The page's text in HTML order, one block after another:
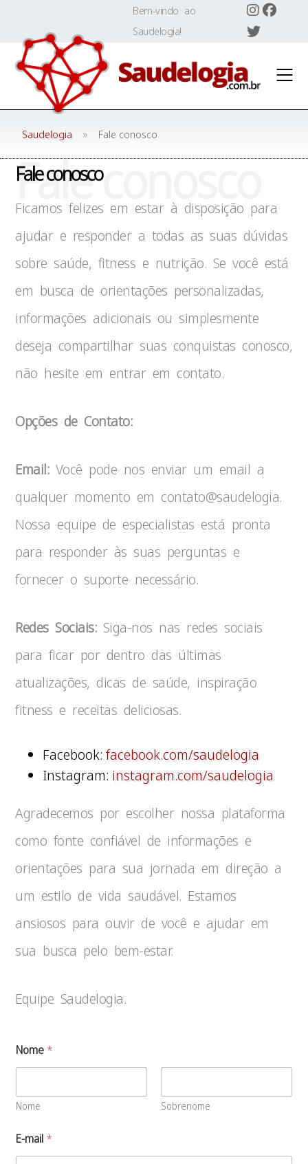
content
Bem-vindo ao
Saudelogia!
Fale conosco
Saudelogia » Fale conosco
Fale conosco
Ficamos felizes em estar à disposição para
ajudar e responder a todas as suas dúvidas
sobre saúde, fitness e nutrição. Se você está
em busca de orientações personalizadas,
informações adicionais ou simplesmente
deseja compartilhar suas conquistas conosco,
não hesite em entrar em contato.
Opções de Contato:
Email:Você pode nos enviar um email a
qualquer momento em contato@saudelogia.
Nossa equipe de especialistas está pronta
para responder às suas perguntas e
fornecer o suporte necessário.
Redes Sociais:Siga-nos nas redes sociais
para ficar por dentro das últimas
atualizações, dicas de saúde, inspiração
fitness e receitas deliciosas.
Facebook:facebook.com/saudelogia
Instagram: instagram.com/saudelogia
Agradecemos por escolher nossa plataforma
como fonte confiável de informações e
orientações para sua jornada em direção a
um estilo de vida saudável. Estamos
ansiosos para ouvir de você e ajudar em
sua busca pelo bem-estar.
Equipe Saudelogia.
Nome *
Nome Sobrenome
E-mail *